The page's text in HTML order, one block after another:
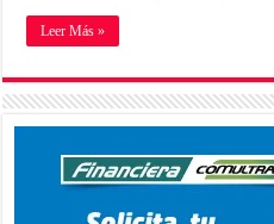
Leer Más »